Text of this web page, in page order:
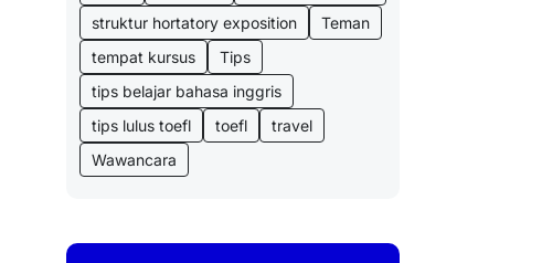
struktur hortatory exposition
Teman
tempat kursus
Tips
tips belajar bahasa inggris
tips lulus toefl
toefl
travel
Wawancara